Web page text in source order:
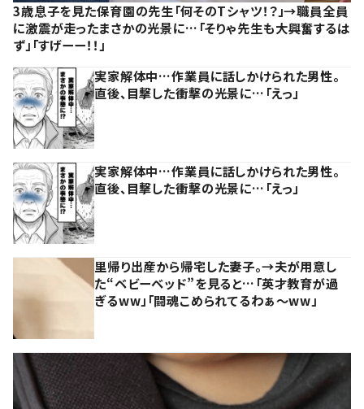
3歳息子を見た保育園の先生「何そのTシャツ！？」→職員全員
に激震が走ったまさかの光景に…「そりゃ先生も大興奮するは
ず」「すげーー！！」
実家解体中…作業員に話しかけられた男性。
直後、目撃した衝撃の光景に…「えっ」
実家解体中…作業員に話しかけられた男性。
直後、目撃した衝撃の光景に…「えっ」
里帰り出産から帰宅した妻子。→夫が用意し
た“ベビーベッド”を見ると…「英才教育が過
ぎるww」「闘魂こめられてるわぁ～ww」